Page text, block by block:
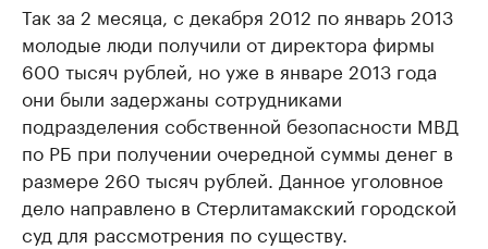
Так за 2 месяца, с декабря 2012 по январь 2013
молодые люди получили от директора фирмы
600 тысяч рублей, но уже в январе 2013 года
они были задержаны сотрудниками
подразделения собственной безопасности МВД
по РБ при получении очередной суммы денег в
размере 260 тысяч рублей. Данное уголовное
дело направлено в Стерлитамакский городской
суд для рассмотрения по существу.